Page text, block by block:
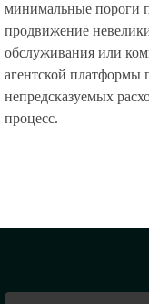
минимальные пороги
продвижение
обслуживания или
агентской платформы
непредсказуемых
процесс.